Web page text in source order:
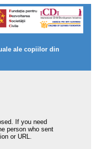
ale copiilor din
If you need
person who sent
or URL.